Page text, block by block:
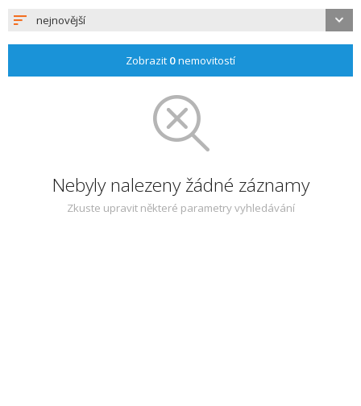
nejnovější
Zobrazit 0nemovitostí
Nebyly nalezeny žádné záznamy
Zkuste upravit některé parametry vyhledávání